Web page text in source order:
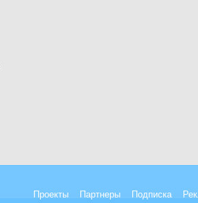
Проекты Партнеры Подписка